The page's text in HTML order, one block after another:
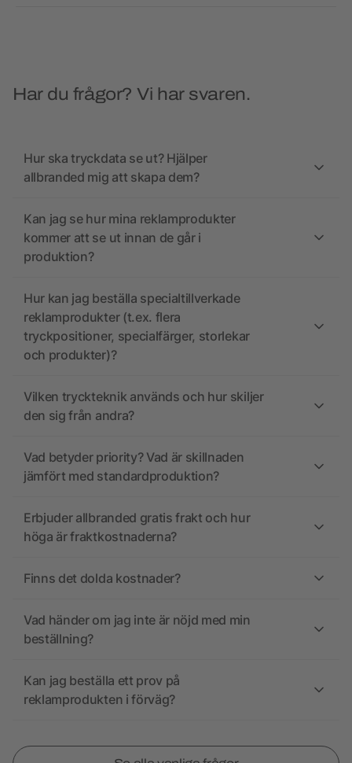
Har du frågor? Vi har svaren.
Hur ska tryckdata se ut? Hjälper
allbranded mig att skapa dem?
Kan jag se hur mina reklamprodukter
kommer att se ut innan de går i
produktion?
Hur kan jag beställa specialtillverkade
reklamprodukter (t.ex. flera
tryckpositioner, specialfärger, storlekar
och produkter)?
Vilken tryckteknik används och hur skiljer
den sig från andra?
Vad betyder priority? Vad är skillnaden
jämfört med standardproduktion?
Erbjuder allbranded gratis frakt och hur
höga är fraktkostnaderna?
Finns det dolda kostnader?
Vad händer om jag inte är nöjd med min
beställning?
Kan jag beställa ett prov på
reklamprodukten i förväg?